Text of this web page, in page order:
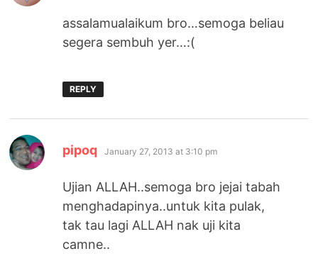
assalamualaikum bro…semoga beliau
segera sembuh yer…:(
REPLY
pipoq says:
January 27, 2013 at 3:10 pm
Ujian ALLAH..semoga bro jejai tabah
menghadapinya..untuk kita pulak,
tak tau lagi ALLAH nak uji kita
camne..